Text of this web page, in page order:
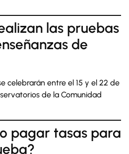
las pruebas
de
celebrarán entre el 15 y el 22 de
de la Comunidad
pagar tasas para